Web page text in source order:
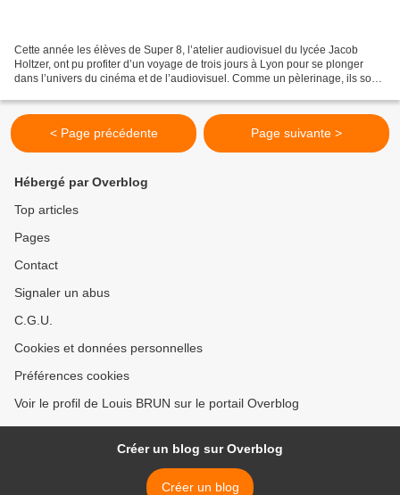
Cette année les élèves de Super 8, l’atelier audiovisuel du lycée Jacob
Holtzer, ont pu profiter d’un voyage de trois jours à Lyon pour se plonger
dans l’univers du cinéma et de l’audiovisuel. Comme un pèlerinage, ils sont
< Page précédente Page suivante >
Hébergé par Overblog
Top articles
Pages
Contact
Signaler un abus
C.G.U.
Cookies et données personnelles
Préférences cookies
Voir le profil de Louis BRUN sur le portail Overblog
Créer un blog sur Overblog
Créer un blog